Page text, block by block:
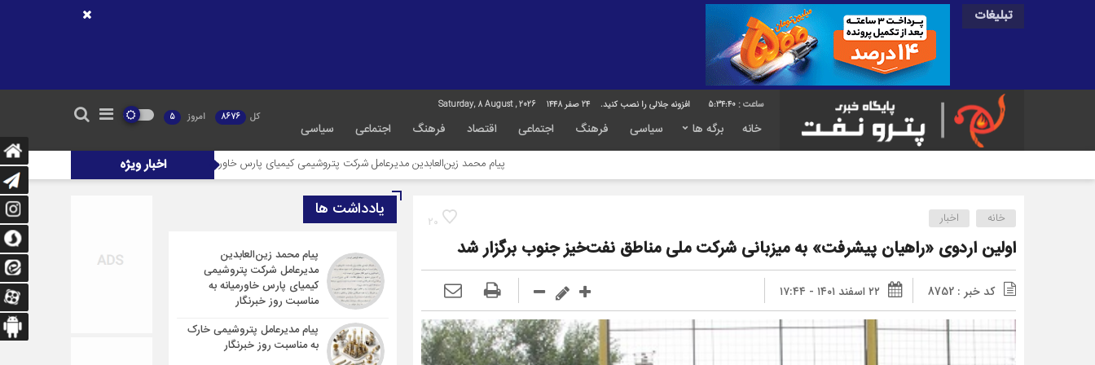
تبلیغات
5:34:41 افزونه جلالی را نصب کنید. 24 صفر 1448
خانه برگه ها سیاسی فرهنگ اجتماعی اقتصاد فرهنگ اجتماعی سیاسی
کل 8676 امروز 5
اخبار ویژه پیام محمد زین‌العابدین مدیرعامل شرکت پتروشیمی کیمیای پارس خاورمیانه به مناسبت روز خبرنگار پیام مدیرعامل پتروشیمی خارک به
20 خانه اخبار
اولین اردوی «راهیان پیشرفت» به میزبانی شركت ملی مناطق نفت‌خیز جنوب برگزار شد
کد خبر : 8752 ۲۲ اسفند ۱۴۰۱ - ۱۷:۴۴
یادداشت ها
پیام محمد زین‌العابدین
مدیرعامل شرکت پتروشیمی
کیمیای پارس خاورمیانه به
مناسبت روز خبرنگار
پیام مدیرعامل پتروشیمی خارک
به مناسبت روز خبرنگار